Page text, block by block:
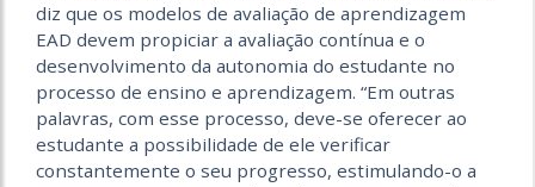
diz que os modelos de avaliação de aprendizagem
EAD devem propiciar a avaliação contínua e o
desenvolvimento da autonomia do estudante no
processo de ensino e aprendizagem. “Em outras
palavras, com esse processo, deve-se oferecer ao
estudante a possibilidade de ele verificar
constantemente o seu progresso, estimulando-o a